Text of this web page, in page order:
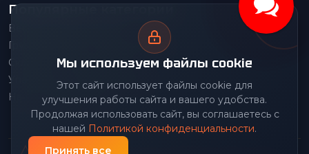
Мы используем файлы cookie
Этот сайт использует файлы cookie для
улучшения работы сайта и вашего удобства.
Продолжая использовать сайт, вы соглашаетесь с
нашей Политикой конфиденциальности.
Принять все
Популярные категории
Весовое оборудование
Грузоподъемное оборудование
Складское оборудование
Упаковочное оборудование
Наше производство